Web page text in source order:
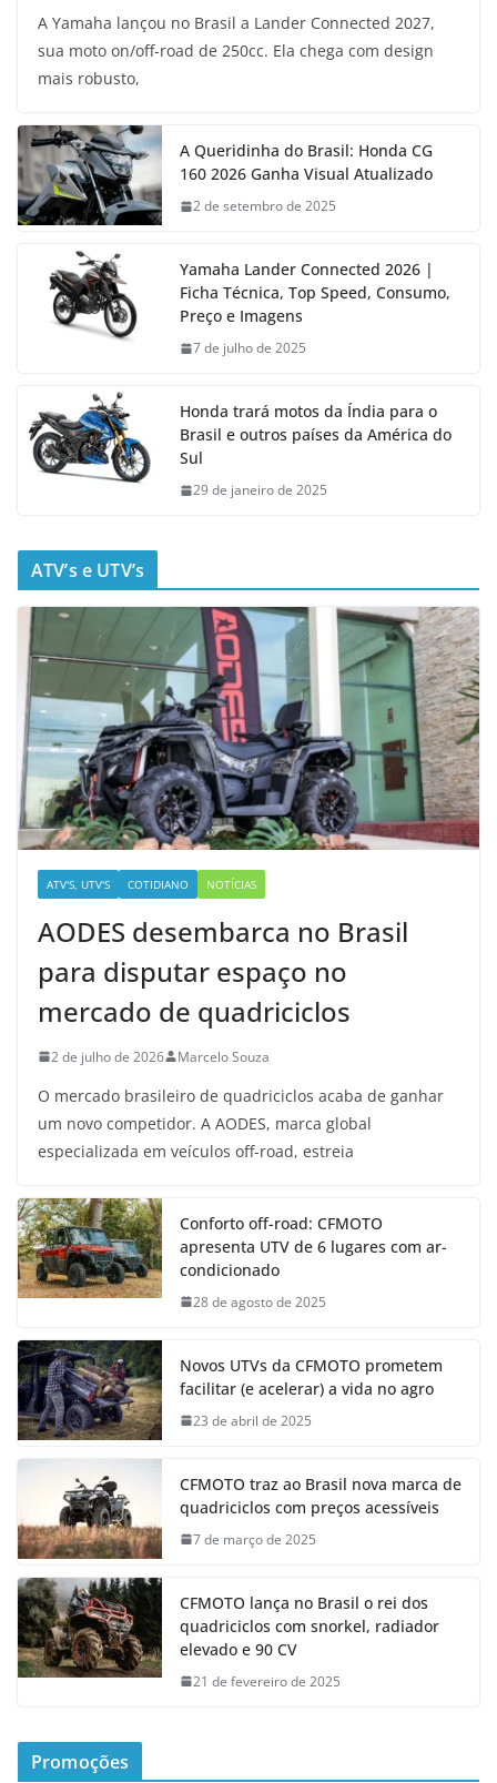
A Yamaha lançou no Brasil a Lander Connected 2027,
sua moto on/off-road de 250cc. Ela chega com design
mais robusto,
A Queridinha do Brasil: Honda CG
160 2026 Ganha Visual Atualizado
2 de setembro de 2025
Yamaha Lander Connected 2026 |
Ficha Técnica, Top Speed, Consumo,
Preço e Imagens
7 de julho de 2025
Honda trará motos da Índia para o
Brasil e outros países da América do
Sul
29 de janeiro de 2025
ATV’s e UTV’s
ATV'S, UTV'S COTIDIANO NOTÍCIAS
AODES desembarca no Brasil
para disputar espaço no
mercado de quadriciclos
2 de julho de 2026 Marcelo Souza
O mercado brasileiro de quadriciclos acaba de ganhar
um novo competidor. A AODES, marca global
especializada em veículos off-road, estreia
Conforto off-road: CFMOTO
apresenta UTV de 6 lugares com ar-
condicionado
28 de agosto de 2025
Novos UTVs da CFMOTO prometem
facilitar (e acelerar) a vida no agro
23 de abril de 2025
CFMOTO traz ao Brasil nova marca de
quadriciclos com preços acessíveis
7 de março de 2025
CFMOTO lança no Brasil o rei dos
quadriciclos com snorkel, radiador
elevado e 90 CV
21 de fevereiro de 2025
Promoções